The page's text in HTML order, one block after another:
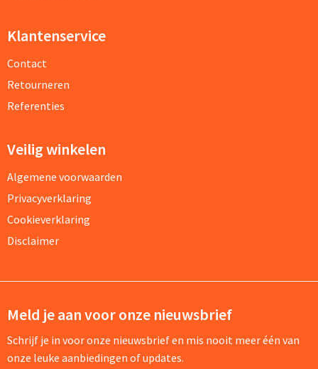
Klantenservice
Contact
Retourneren
Referenties
Veilig winkelen
Algemene voorwaarden
Privacyverklaring
Cookieverklaring
Disclaimer
Meld je aan voor onze nieuwsbrief
Schrijf je in voor onze nieuwsbrief en mis nooit meer één van
onze leuke aanbiedingen of updates.